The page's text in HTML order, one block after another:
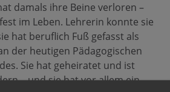
damals ihre Beine verloren –
im Leben. Lehrerin konnte sie
hat beruflich Fuß gefasst als
der heutigen Pädagogischen
Sie hat geheiratet und ist
– und sie hat vor allem ein